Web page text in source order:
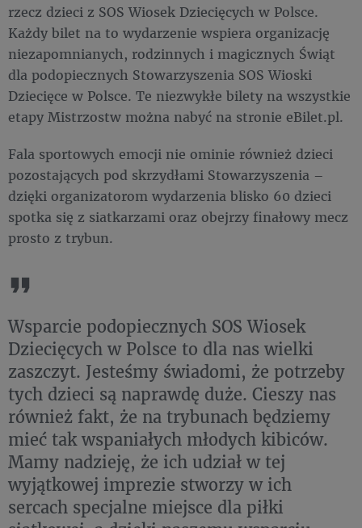
rzecz dzieci z SOS Wiosek Dziecięcych w Polsce.
Każdy bilet na to wydarzenie wspiera organizację
niezapomnianych, rodzinnych i magicznych Świąt
dla podopiecznych Stowarzyszenia SOS Wioski
Dziecięce w Polsce. Te niezwykłe bilety na wszystkie
etapy Mistrzostw można nabyć na stronie eBilet.pl.
Fala sportowych emocji nie ominie również dzieci
pozostających pod skrzydłami Stowarzyszenia –
dzięki organizatorom wydarzenia blisko 60 dzieci
spotka się z siatkarzami oraz obejrzy finałowy mecz
prosto z trybun.
Wsparcie podopiecznych SOS Wiosek
Dziecięcych w Polsce to dla nas wielki
zaszczyt. Jesteśmy świadomi, że potrzeby
tych dzieci są naprawdę duże. Cieszy nas
również fakt, że na trybunach będziemy
mieć tak wspaniałych młodych kibiców.
Mamy nadzieję, że ich udział w tej
wyjątkowej imprezie stworzy w ich
sercach specjalne miejsce dla piłki